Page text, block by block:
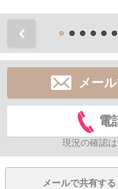
メー
電
現況の確認
メールで共有する